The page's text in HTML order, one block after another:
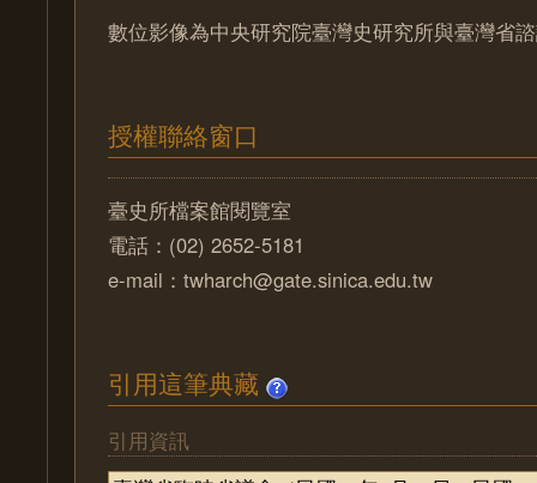
數位影像為中央研究院臺灣史研究所與臺灣省
授權聯絡窗口
臺史所檔案館閱覽室
電話：(02) 2652-5181
e-mail：twharch@gate.sinica.edu.tw
引用這筆典藏
引用資訊